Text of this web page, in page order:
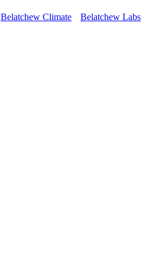
Belatchew Climate Belatchew Labs